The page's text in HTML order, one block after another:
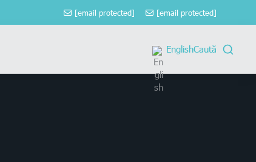
[email protected] [email protected]
EnglishCaută